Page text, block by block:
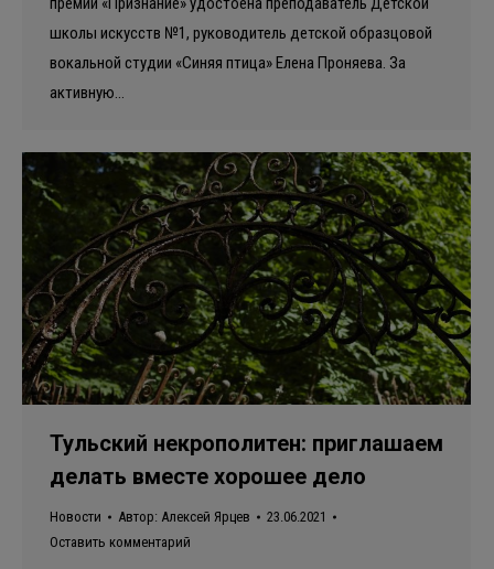
школы искусств №1, руководитель детской образцовой
вокальной студии «Синяя птица» Елена Проняева. За
активную…
Тульский некрополитен: приглашаем
делать вместе хорошее дело
Новости Автор: Алексей Ярцев
23.06.2021
Оставить комментарий